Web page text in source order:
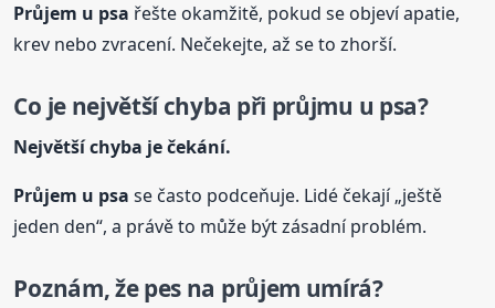
Průjem u psa řešte okamžitě, pokud se objeví apatie,
krev nebo zvracení. Nečekejte, až se to zhorší.
Co je největší chyba při průjmu u psa?
Největší chyba je čekání.
Průjem u psa se často podceňuje. Lidé čekají „ještě
jeden den“, a právě to může být zásadní problém.
Poznám, že pes na průjem umírá?